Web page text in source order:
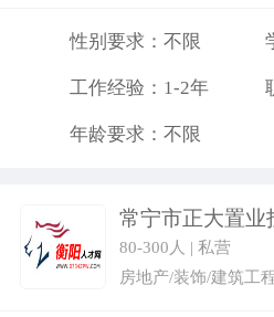
性别要求：不限
工作经验：1-2年
年龄要求：不限
常宁市正大置业
80-300人 | 私营
房地产/装饰/建筑工